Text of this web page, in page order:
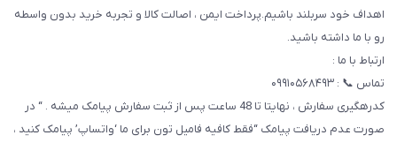
اهداف خود سربلند باشیم.پرداخت ایمن ، اصالت کالا و تجربه خرید بدون واسطه
رو با ما داشته باشید.
ارتباط با ما :
تماس 📞 : ۰۹۹۱۰۵۶۸۴۹۳
کدرهگیری سفارش ، نهایتا تا 48 ساعت پس از ثبت سفارش پیامک میشه . “ در
صورت عدم دریافت پیامک “فقط کافیه فامیل تون برای ما ‘واتساپ’ پیامک کنید ،